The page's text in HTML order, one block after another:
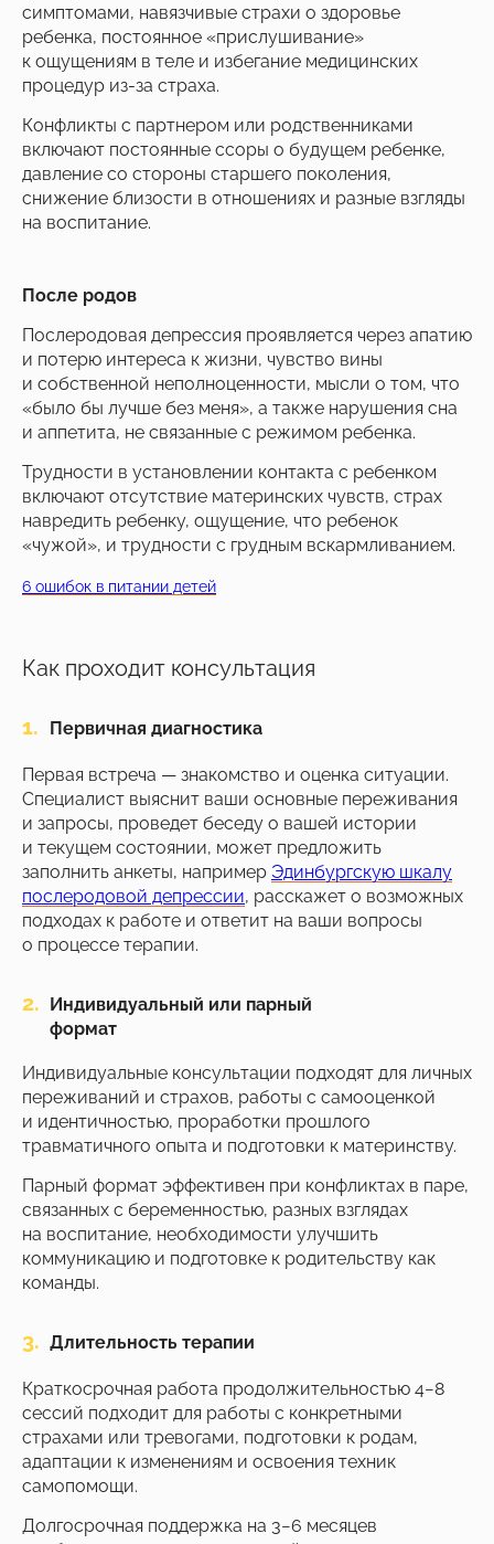
симптомами, навязчивые страхи о здоровье
ребенка, постоянное «прислушивание»
к ощущениям в теле и избегание медицинских
процедур из-за страха.
Конфликты с партнером или родственниками
включают постоянные ссоры о будущем ребенке,
давление со стороны старшего поколения,
снижение близости в отношениях и разные взгляды
на воспитание.
После родов
Послеродовая депрессия проявляется через апатию
и потерю интереса к жизни, чувство вины
и собственной неполноценности, мысли о том, что
«было бы лучше без меня», а также нарушения сна
и аппетита, не связанные с режимом ребенка.
Трудности в установлении контакта с ребенком
включают отсутствие материнских чувств, страх
навредить ребенку, ощущение, что ребенок
«чужой», и трудности с грудным вскармливанием.
6 ошибок в питании детей
Как проходит консультация
Первичная диагностика
1.
Первая встреча — знакомство и оценка ситуации.
Специалист выяснит ваши основные переживания
и запросы, проведет беседу о вашей истории
и текущем состоянии, может предложить
заполнить анкеты, например Эдинбургскую шкалу
послеродовой депрессии, расскажет о возможных
подходах к работе и ответит на ваши вопросы
о процессе терапии.
Индивидуальный или парный
формат
2.
Индивидуальные консультации подходят для личных
переживаний и страхов, работы с самооценкой
и идентичностью, проработки прошлого
травматичного опыта и подготовки к материнству.
Парный формат эффективен при конфликтах в паре,
связанных с беременностью, разных взглядах
на воспитание, необходимости улучшить
коммуникацию и подготовке к родительству как
команды.
Длительность терапии
3.
Краткосрочная работа продолжительностью 4−8
сессий подходит для работы с конкретными
страхами или тревогами, подготовки к родам,
адаптации к изменениям и освоения техник
самопомощи.
Долгосрочная поддержка на 3−6 месяцев
Успейте зафиксировать
скидку до–20% на обучение